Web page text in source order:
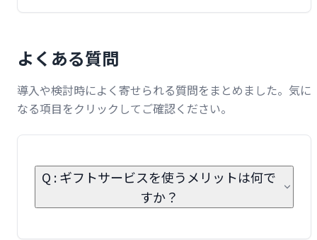
よくある質問
導入や検討時によく寄せられる質問をまとめました。気に
なる項目をクリックしてご確認ください。
Q : ギフトサービスを使うメリットは何で
すか？